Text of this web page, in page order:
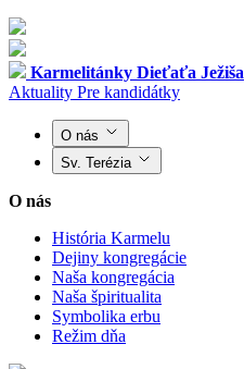
Karmelitánky Dieťaťa Ježiša
Aktuality Pre kandidátky
O nás
Sv. Terézia
O nás
História Karmelu
Dejiny kongregácie
Naša kongregácia
Naša špiritualita
Symbolika erbu
Režim dňa